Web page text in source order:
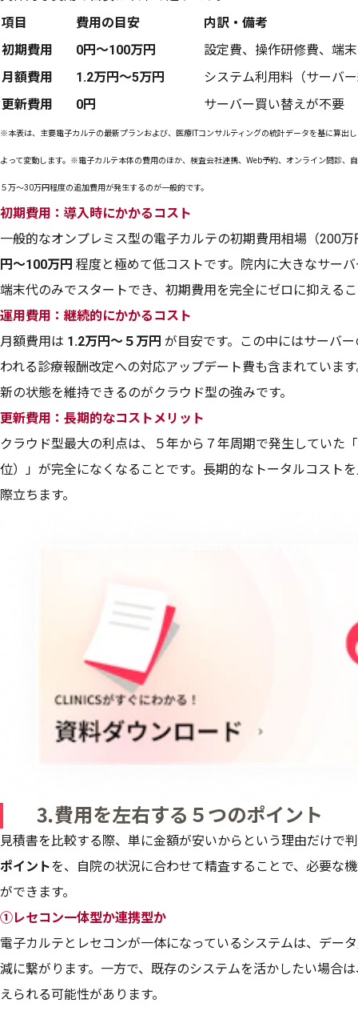
項目
費用の目安
内訳・備考
初期費用
0円〜100万円
設定費、操作研修費、端
月額費用
1.2万円〜5万円
システム利用料（サーバ
更新費用
0円 サーバー買い替えが不要
※本表は、主要電子カルテの最新プランおよび、医療ITコンサルティングの統計データを基に算出
よって変動します。※電子カルテ本体の費用のほか、検査会社連携、Web予約、オンライン問診、
５万〜30万円程度の追加費用が発生するのが一般的です。
初期費用：導入時にかかるコスト
一般的なオンプレミス型の電子カルテの初期費用相場（200
円〜100万円 程度と極めて低コストです。院内に大きなサー
端末代のみでスタートでき、初期費用を完全にゼロに抑える
運用費用：継続的にかかるコスト
月額費用は 1.2万円〜５万円 が目安です。この中にはサーバ
われる診療報酬改定への対応アップデート費も含まれていま
新の状態を維持できるのがクラウド型の強みです。
更新費用：長期的なコストメリット
クラウド型最大の利点は、５年から７年周期で発生していた
位）」が完全になくなることです。長期的なトータルコスト
際立ちます。
⒊費用を左右する５つのポイント
見積書を比較する際、単に金額が安いからという理由だけで
ポイントを、自院の状況に合わせて精査することで、必要な
ができます。
①レセコン一体型か連携型か
電子カルテとレセコンが一体になっているシステムは、デー
減に繋がります。一方で、既存のシステムを活かしたい場合
えられる可能性があります。